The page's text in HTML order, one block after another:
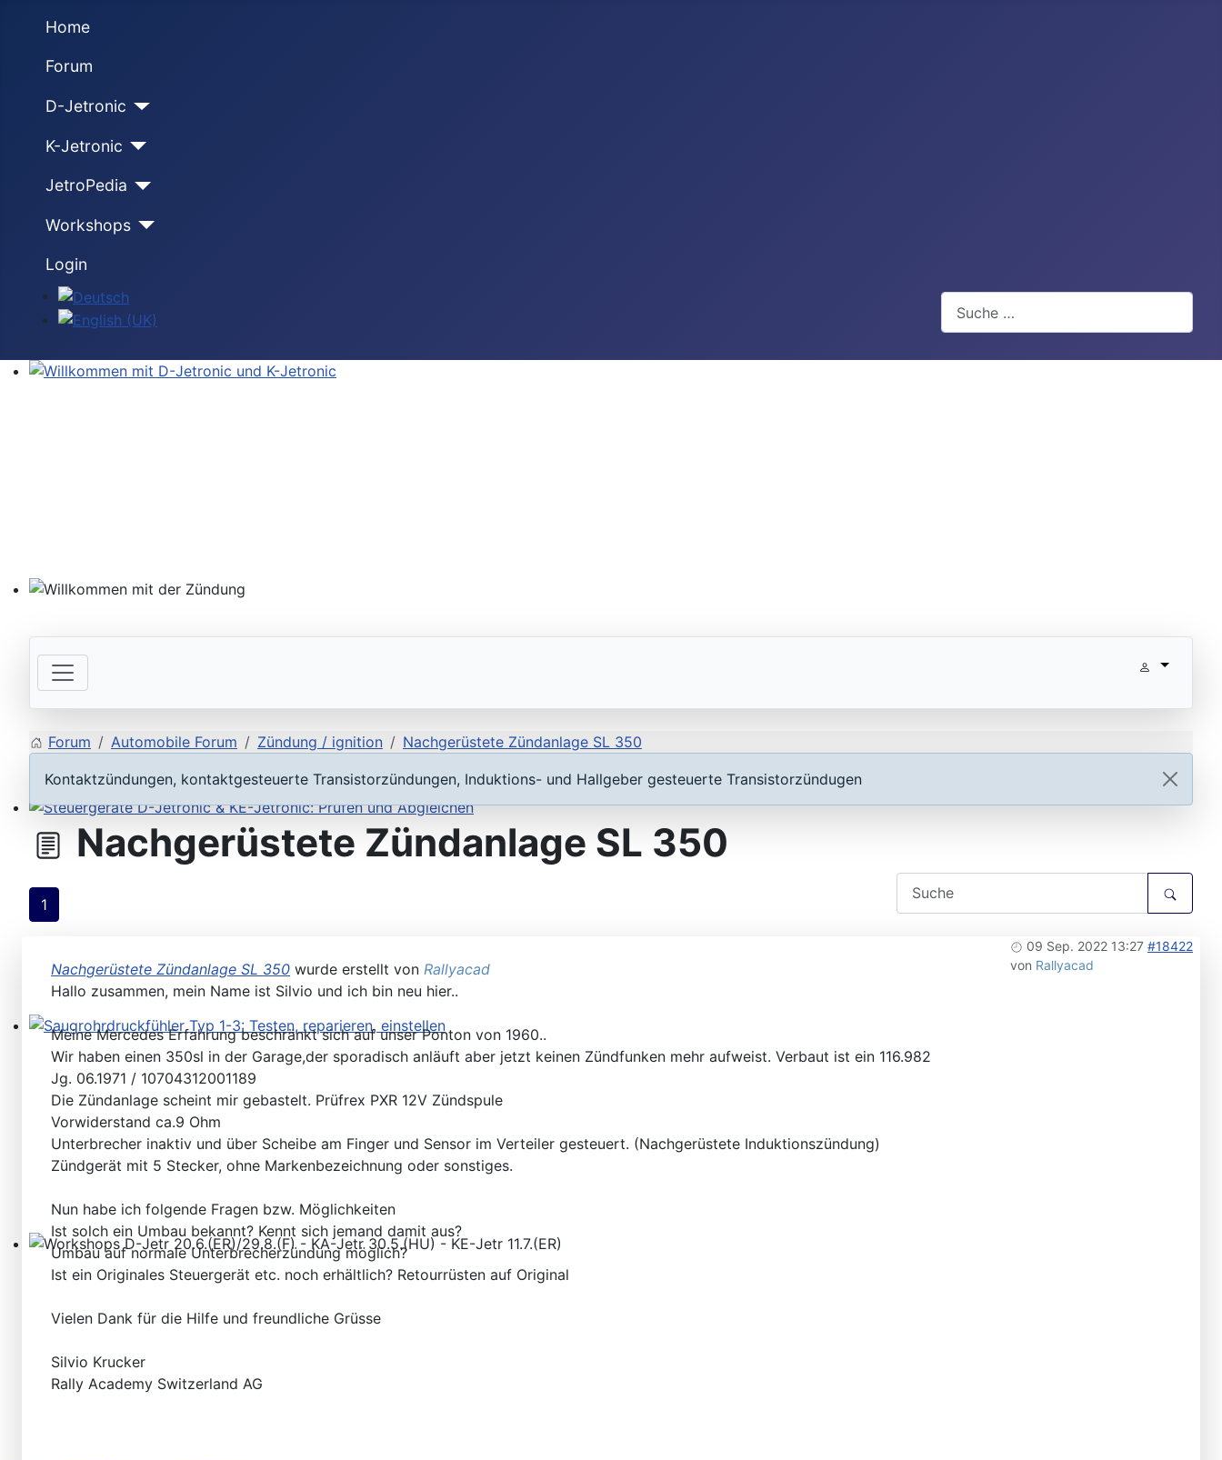
Home
Forum
D-Jetronic
K-Jetronic
JetroPedia
Workshops
Login
Sprache auswählen
Steuergeräte D-Jetronic & KE-Jetronic: Prüfen und Abgleichen
Saugrohrdruckfühler Typ 1-3: Testen, reparieren, einstellen
Workshops D-Jetr 20.6.(ER)/29.8.(F) - KA-Jetr 30.5.(HU) - KE-Jetr 11.7.(ER)
Forum Automobile Forum Zündung / ignition Nachgerüstete Zündanlage SL 350
Kontaktzündungen, kontaktgesteuerte Transistorzündungen, Induktions- und Hallgeber gesteuerte Transistorzündugen
Nachgerüstete Zündanlage SL 350
1
09 Sep. 2022 13:27 #18422
von Rallyacad
Nachgerüstete Zündanlage SL 350 wurde erstellt von Rallyacad
Hallo zusammen, mein Name ist Silvio und ich bin neu hier..
Meine Mercedes Erfahrung beschränkt sich auf unser Ponton von 1960..
Wir haben einen 350sl in der Garage,der sporadisch anläuft aber jetzt keinen Zündfunken mehr aufweist. Verbaut ist ein 116.982
Jg. 06.1971 / 10704312001189
Die Zündanlage scheint mir gebastelt. Prüfrex PXR 12V Zündspule
Vorwiderstand ca.9 Ohm
Unterbrecher inaktiv und über Scheibe am Finger und Sensor im Verteiler gesteuert. (Nachgerüstete Induktionszündung)
Zündgerät mit 5 Stecker, ohne Markenbezeichnung oder sonstiges.
Nun habe ich folgende Fragen bzw. Möglichkeiten
Ist solch ein Umbau bekannt? Kennt sich jemand damit aus?
Umbau auf normale Unterbrecherzündung möglich?
Ist ein Originales Steuergerät etc. noch erhältlich? Retourrüsten auf Original
Vielen Dank für die Hilfe und freundliche Grüsse
Silvio Krucker
Rally Academy Switzerland AG